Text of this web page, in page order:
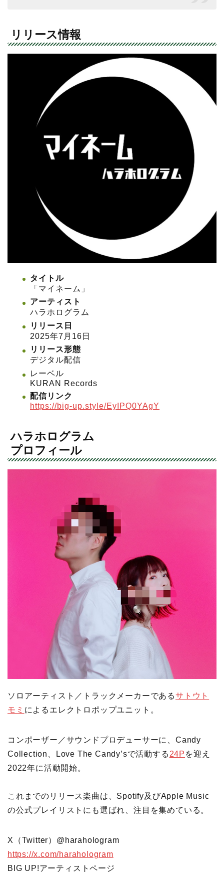
リリース情報
タイトル
「マイネーム」
アーティスト
ハラホログラム
リリース日
2025年7月16日
リリース形態
デジタル配信
レーベル
KURAN Records
配信リンク
https://big-up.style/EyIPQ0YAgY
ハラホログラム
プロフィール
ソロアーティスト／トラックメーカーであるサトウト
モミ によるエレクトロポップユニット。
コンポーザー／サウンドプロデューサーに、Candy
Collection、Love The Candy’sで活動する 24P を迎え
2022年に活動開始。
これまでのリリース楽曲は、Spotify及びApple Music
の公式プレイリストにも選ばれ、注目を集めている。
X（Twitter）@harahologram
https://x.com/harahologram
BIG UP!アーティストページ